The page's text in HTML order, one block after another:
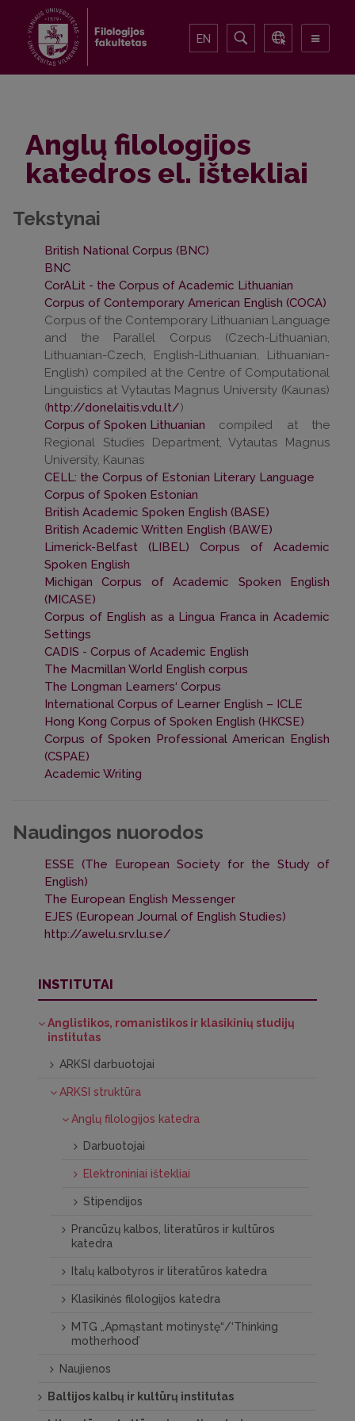
EN
Anglų filologijos
katedros el. ištekliai
Tekstynai
British National Corpus (BNC)
BNC
CorALit - the Corpus of Academic Lithuanian
Corpus of Contemporary American English (COCA)
Corpus of the Contemporary Lithuanian Language
and the Parallel Corpus (Czech-Lithuanian,
Lithuanian-Czech, English-Lithuanian, Lithuanian-
English) compiled at the Centre of Computational
Linguistics at Vytautas Magnus University (Kaunas)
(http://donelaitis.vdu.lt/)
Corpus of Spoken Lithuanian compiled at the
Regional Studies Department, Vytautas Magnus
University, Kaunas
CELL: the Corpus of Estonian Literary Language
Corpus of Spoken Estonian
British Academic Spoken English (BASE)
British Academic Written English (BAWE)
Limerick-Belfast (LIBEL) Corpus of Academic
Spoken English
Michigan Corpus of Academic Spoken English
(MICASE)
Corpus of English as a Lingua Franca in Academic
Settings
CADIS - Corpus of Academic English
The Macmillan World English corpus
The Longman Learners‘ Corpus
International Corpus of Learner English – ICLE
Hong Kong Corpus of Spoken English (HKCSE)
Corpus of Spoken Professional American English
(CSPAE)
Academic Writing
Naudingos nuorodos
ESSE (The European Society for the Study of
English)
The European English Messenger
EJES (European Journal of English Studies)
http://awelu.srv.lu.se/
INSTITUTAI
Anglistikos, romanistikos ir klasikinių studijų
institutas
ARKSI darbuotojai
ARKSI struktūra
Anglų filologijos katedra
Darbuotojai
Elektroniniai ištekliai
Stipendijos
Prancūzų kalbos, literatūros ir kultūros
katedra
Italų kalbotyros ir literatūros katedra
Klasikinės filologijos katedra
MTG „Apmąstant motinystę“/‘Thinking
motherhood’
Naujienos
Baltijos kalbų ir kultūrų institutas